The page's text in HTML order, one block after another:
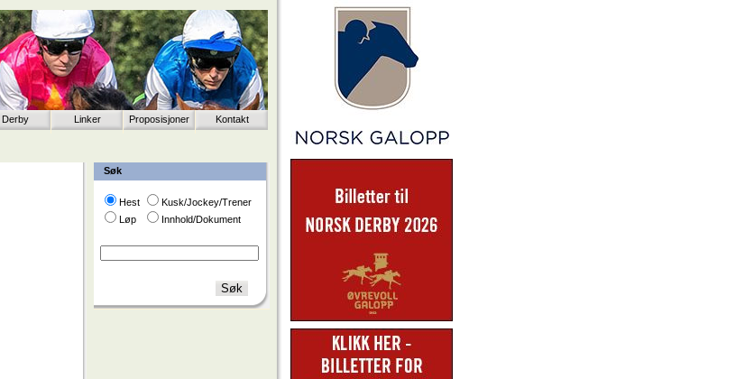
Derby Linker Proposisjoner Kontakt
Søk
Hest
Kusk/Jockey/Trener
Løp
Innhold/Dokument